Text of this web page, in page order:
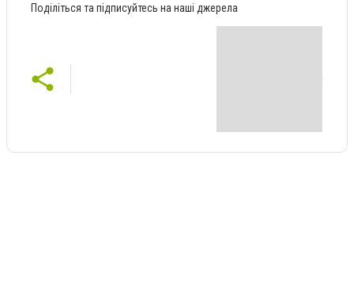
Поділіться та підписуйтесь на наші джерела